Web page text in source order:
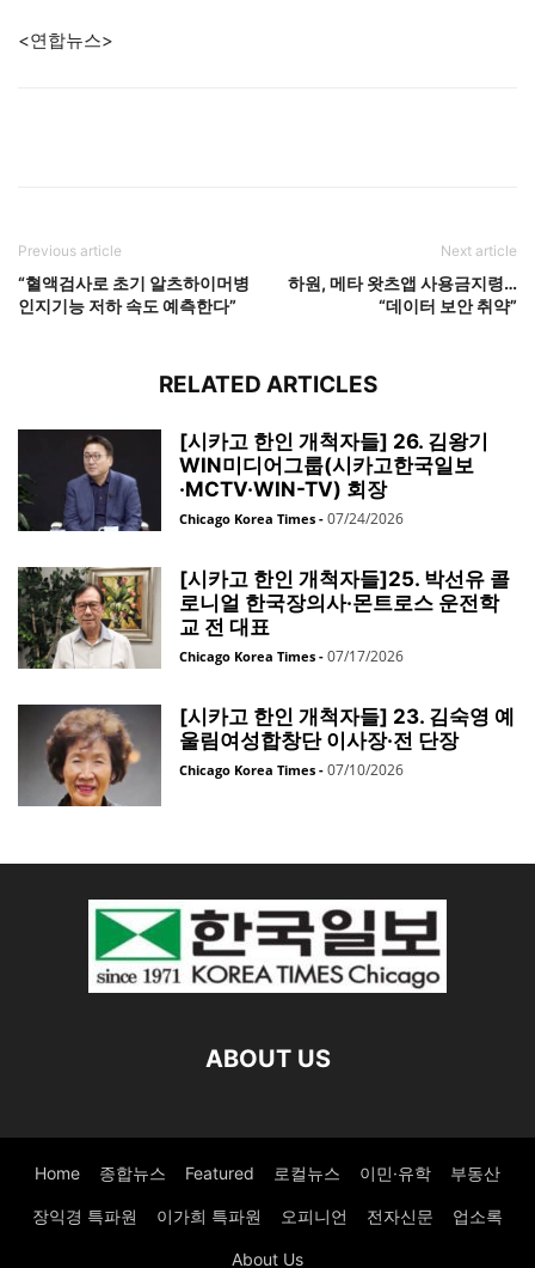
<연합뉴스>
Previous article
“혈액검사로 초기 알츠하이머병
인지기능 저하 속도 예측한다”
Next article
하원, 메타 왓츠앱 사용금지령…
“데이터 보안 취약”
RELATED ARTICLES
[시카고 한인 개척자들] 26. 김왕기
WIN미디어그룹(시카고한국일보
·MCTV·WIN-TV) 회장
Chicago Korea Times - 07/24/2026
[시카고 한인 개척자들]25. 박선유 콜
로니얼 한국장의사·몬트로스 운전학
교 전 대표
Chicago Korea Times - 07/17/2026
[시카고 한인 개척자들] 23. 김숙영 예
울림여성합창단 이사장·전 단장
Chicago Korea Times - 07/10/2026
ABOUT US
Home 종합뉴스 Featured 로컬뉴스 이민·유학 부동산
장익경 특파원 이가희 특파원 오피니언 전자신문 업소록
About Us